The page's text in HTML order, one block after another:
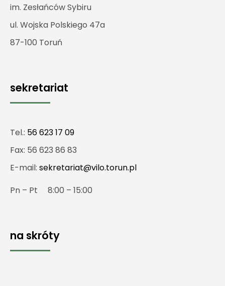
im. Zesłańców Sybiru
ul. Wojska Polskiego 47a
87-100 Toruń
sekretariat
Tel.: 56 623 17 09
Fax: 56 623 86 83
E-mail: sekretariat@vilo.torun.pl
Pn – Pt 8:00 – 15:00
na skróty